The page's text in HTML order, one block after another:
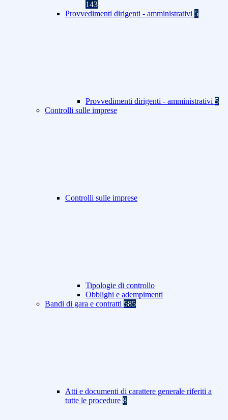
143
Provvedimenti dirigenti - amministrativi 5
Provvedimenti dirigenti - amministrativi 5
Controlli sulle imprese
Controlli sulle imprese
Tipologie di controllo
Obblighi e adempimenti
Bandi di gara e contratti 585
Atti e documenti di carattere generale riferiti a
tutte le procedure 8